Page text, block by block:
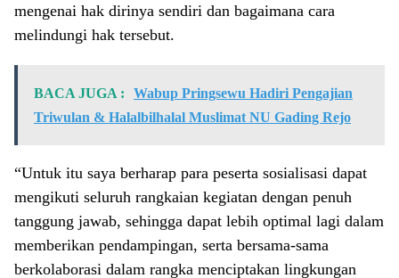
mengenai hak dirinya sendiri dan bagaimana cara
melindungi hak tersebut.
BACA JUGA :
Wabup Pringsewu Hadiri Pengajian
Triwulan & Halalbilhalal Muslimat NU Gading Rejo
“Untuk itu saya berharap para peserta sosialisasi dapat
mengikuti seluruh rangkaian kegiatan dengan penuh
tanggung jawab, sehingga dapat lebih optimal lagi dalam
memberikan pendampingan, serta bersama-sama
berkolaborasi dalam rangka menciptakan lingkungan